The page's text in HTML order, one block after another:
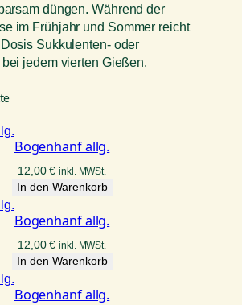
düngen. Während der
im Frühjahr und Sommer reicht
Sukkulenten- oder
jedem vierten Gießen.
Bogenhanf allg.
12,00€ inkl. MWSt.
In den Warenkorb
Bogenhanf allg.
12,00€ inkl. MWSt.
In den Warenkorb
Bogenhanf allg.